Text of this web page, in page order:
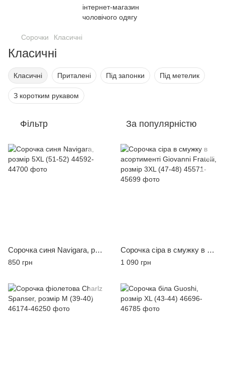
Сорочки Класичні
Класичні
Класичні Приталені Під запонки Під метелик
З коротким рукавом
Фільтр За популярністю
Сорочка синя Navigara, розмір 5XL (51-52)
850 грн
Сорочка сіра в смужку в асортименті Giovanni Fratelli, розмір 3XL (47-48)
1 090 грн